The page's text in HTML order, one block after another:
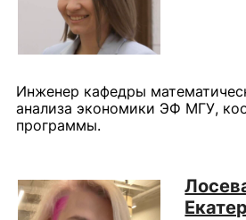
Инженер кафедры
анализа экономики ЭФ МГУ,
программы.